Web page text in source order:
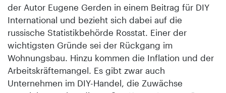
der Autor Eugene Gerden in einem Beitrag für DIY
International und bezieht sich dabei auf die
russische Statistikbehörde Rosstat. Einer der
wichtigsten Gründe sei der Rückgang im
Wohnungsbau. Hinzu kommen die Inflation und der
Arbeitskräftemangel. Es gibt zwar auch
Unternehmen im DIY-Handel, die Zuwächse